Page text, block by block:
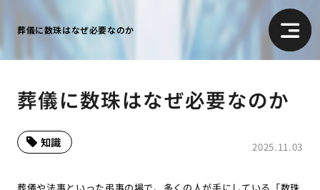
葬儀に数珠はなぜ必要なのか
葬儀に数珠はなぜ必要なのか
2025.11.03
知識